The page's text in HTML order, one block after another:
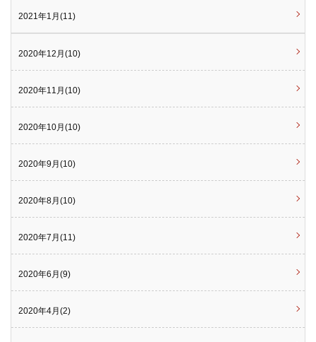
2021年1月(11)
2020年12月(10)
2020年11月(10)
2020年10月(10)
2020年9月(10)
2020年8月(10)
2020年7月(11)
2020年6月(9)
2020年4月(2)